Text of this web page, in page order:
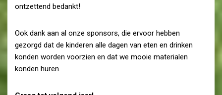
ontzettend bedankt!
Ook dank aan al onze sponsors, die ervoor hebben
gezorgd dat de kinderen alle dagen van eten en drinken
konden worden voorzien en dat we mooie materialen
konden huren.